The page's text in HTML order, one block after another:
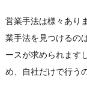
営業手法は様々あり
業手法を見つけるの
ースが求められます
め、自社だけで行う